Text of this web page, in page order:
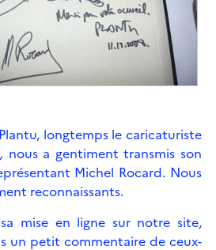
longtemps le caricaturiste
nous a gentiment transmis son
Michel Rocard. Nous
reconnaissants.
mise en ligne sur notre site,
un petit commentaire de ceux-